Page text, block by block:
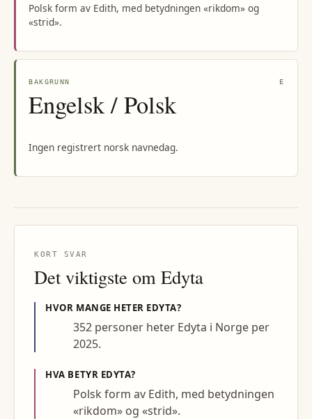
Polsk form av Edith, med betydningen «rikdom» og
«strid».
BAKGRUNN E
Engelsk / Polsk
Ingen registrert norsk navnedag.
KORT SVAR
Det viktigste om Edyta
HVOR MANGE HETER EDYTA?
352 personer heter Edyta i Norge per
2025.
HVA BETYR EDYTA?
Polsk form av Edith, med betydningen
«rikdom» og «strid».